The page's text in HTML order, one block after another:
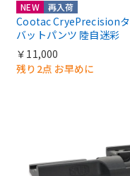
NEW 再入荷
Cootac CryePrecision
バットパンツ 陸自迷彩
￥11,000
残り2点 お早めに